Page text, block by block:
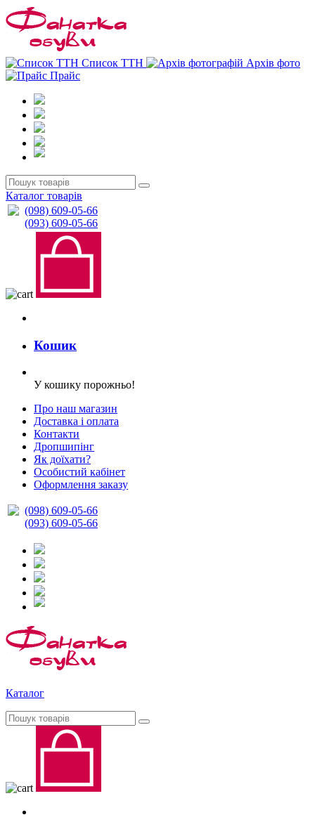
Список ТТН
Архів фото
Прайс
Каталог товарів
(098) 609-05-66
(093) 609-05-66
Кошик
У кошику порожньо!
Про наш магазин
Доставка і оплата
Контакти
Дропшипінг
Як доїхати?
Особистий кабінет
Оформлення заказу
(098) 609-05-66
(093) 609-05-66
Каталог